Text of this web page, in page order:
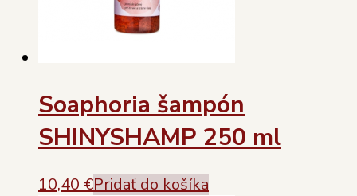
Soaphoria šampón
SHINYSHAMP 250 ml
10,40 €Pridať do košíka